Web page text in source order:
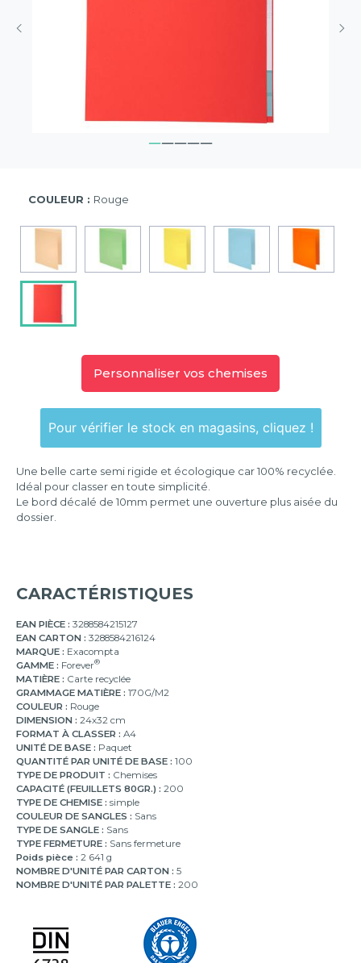
COULEUR : Rouge
Personnaliser vos chemises
Pour vérifier le stock en magasins, cliquez !
Une belle carte semi rigide et écologique car 100% recyclée.
Idéal pour classer en toute simplicité.
Le bord décalé de 10mm permet une ouverture plus aisée du
dossier.
CARACTÉRISTIQUES
EAN PIÈCE : 3288584215127
EAN CARTON : 3288584216124
MARQUE : Exacompta
GAMME : Forever®
MATIÈRE : Carte recyclée
GRAMMAGE MATIÈRE : 170G/M2
COULEUR : Rouge
DIMENSION : 24x32 cm
FORMAT À CLASSER : A4
UNITÉ DE BASE : Paquet
QUANTITÉ PAR UNITÉ DE BASE : 100
TYPE DE PRODUIT : Chemises
CAPACITÉ (FEUILLETS 80GR.) : 200
TYPE DE CHEMISE : simple
COULEUR DE SANGLES : Sans
TYPE DE SANGLE : Sans
TYPE FERMETURE : Sans fermeture
Poids pièce : 2 641 g
NOMBRE D'UNITÉ PAR CARTON : 5
NOMBRE D'UNITÉ PAR PALETTE : 200